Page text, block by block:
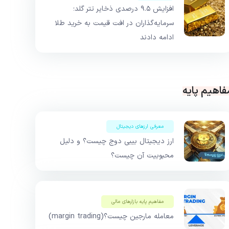
افزایش ۹.۵ درصدی ذخایر تتر گلد؛
سرمایه‌گذاران در افت قیمت به خرید طلا
ادامه دادند
پایه
معرفی ارزهای دیجیتال
ارز دیجیتال بیبی دوج چیست؟ و دلیل
محبوبیت آن چیست؟
مفاهیم پایه بازار‌های مالی
معامله مارجین چیست؟(margin trading)